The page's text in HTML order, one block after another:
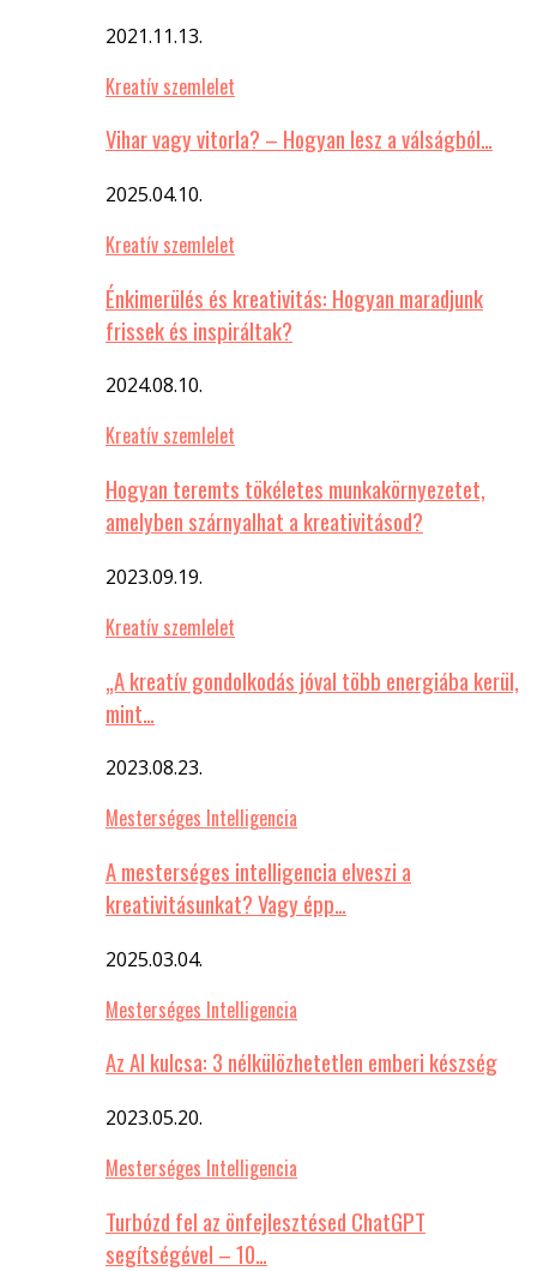
2021.11.13.
Kreatív szemlelet
Vihar vagy vitorla? – Hogyan lesz a válságból…
2025.04.10.
Kreatív szemlelet
Énkimerülés és kreativitás: Hogyan maradjunk
frissek és inspiráltak?
2024.08.10.
Kreatív szemlelet
Hogyan teremts tökéletes munkakörnyezetet,
amelyben szárnyalhat a kreativitásod?
2023.09.19.
Kreatív szemlelet
„A kreatív gondolkodás jóval több energiába kerül,
mint…
2023.08.23.
Mesterséges Intelligencia
A mesterséges intelligencia elveszi a
kreativitásunkat? Vagy épp…
2025.03.04.
Mesterséges Intelligencia
Az AI kulcsa: 3 nélkülözhetetlen emberi készség
2023.05.20.
Mesterséges Intelligencia
Turbózd fel az önfejlesztésed ChatGPT
segítségével – 10…